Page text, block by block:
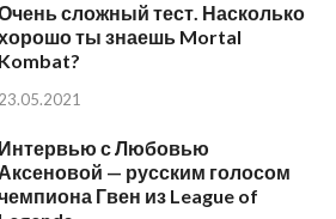
сложный тест. Насколько
ты знаешь Mortal
Kombat?
23.05.2021
Интервью с Любовью
Аксеновой — русским голосом
Гвен из League of